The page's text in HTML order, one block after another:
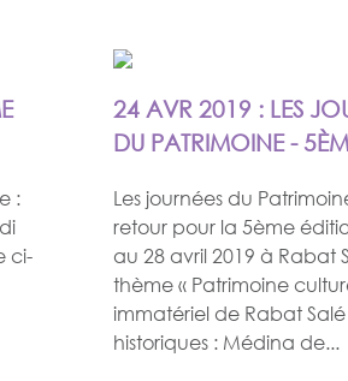
:
ci-
24 AVR 2019 : LES
DU PATRIMOINE -
Les journées du
retour pour la 5ème
au 28 avril 2019 à Rabat
thème « Patrimoine
immatériel de Rabat Salé
historiques : Médina de...